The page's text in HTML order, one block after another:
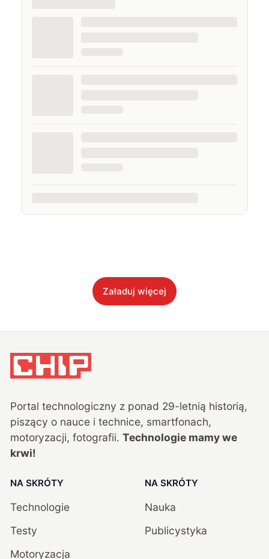
Załaduj więcej
Portal technologiczny z ponad 29-letnią historią,
piszący o nauce i technice, smartfonach,
motoryzacji, fotografii. Technologie mamy we
krwi!
NA SKRÓTY
Technologie
Testy
Motoryzacja
NA SKRÓTY
Nauka
Publicystyka